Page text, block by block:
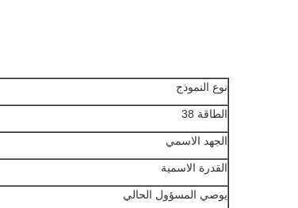
نوع النموذج
الطاقة 38
الجهد الاسمي
القدرة الاسمية
يوصي المسؤول الحالي